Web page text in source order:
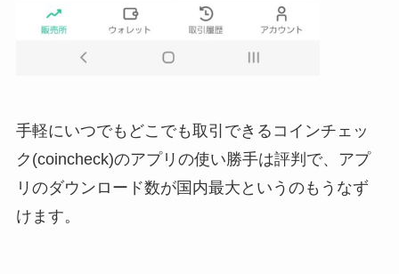
手軽にいつでもどこでも取引できるコインチェッ
ク (coincheck)のアプリの使い勝手は評判で、アプ
リのダウンロード数が国内最大というのもうなず
けます。